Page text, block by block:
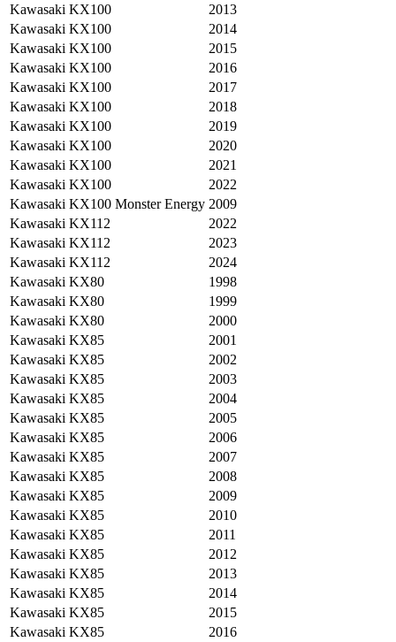
Kawasaki KX100
2013
Kawasaki KX100
2014
Kawasaki KX100
2015
Kawasaki KX100
2016
Kawasaki KX100
2017
Kawasaki KX100
2018
Kawasaki KX100
2019
Kawasaki KX100
2020
Kawasaki KX100
2021
Kawasaki KX100
2022
Kawasaki KX100 Monster Energy 2009
Kawasaki KX112
2022
Kawasaki KX112
2023
Kawasaki KX112
2024
Kawasaki KX80
1998
Kawasaki KX80
1999
Kawasaki KX80
2000
Kawasaki KX85
2001
Kawasaki KX85
2002
Kawasaki KX85
2003
Kawasaki KX85
2004
Kawasaki KX85
2005
Kawasaki KX85
2006
Kawasaki KX85
2007
Kawasaki KX85
2008
Kawasaki KX85
2009
Kawasaki KX85
2010
Kawasaki KX85
2011
Kawasaki KX85
2012
Kawasaki KX85
2013
Kawasaki KX85
2014
Kawasaki KX85
2015
Kawasaki KX85
2016